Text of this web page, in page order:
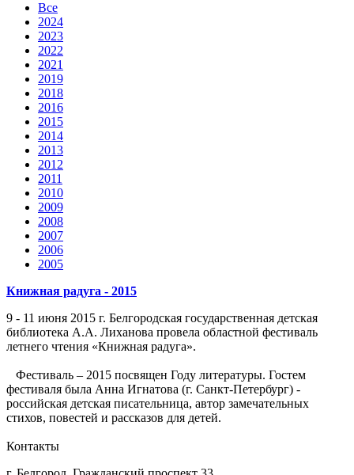
Все
2024
2023
2022
2021
2019
2018
2016
2015
2014
2013
2012
2011
2010
2009
2008
2007
2006
2005
Книжная радуга - 2015
9 - 11 июня 2015 г. Белгородская государственная детская
библиотека А.А. Лиханова провела областной фестиваль
летнего чтения «Книжная радуга».
Фестиваль – 2015 посвящен Году литературы. Гостем
фестиваля была Анна Игнатова (г. Санкт-Петербург) -
российская детская писательница, автор замечательных
стихов, повестей и рассказов для детей.
Контакты